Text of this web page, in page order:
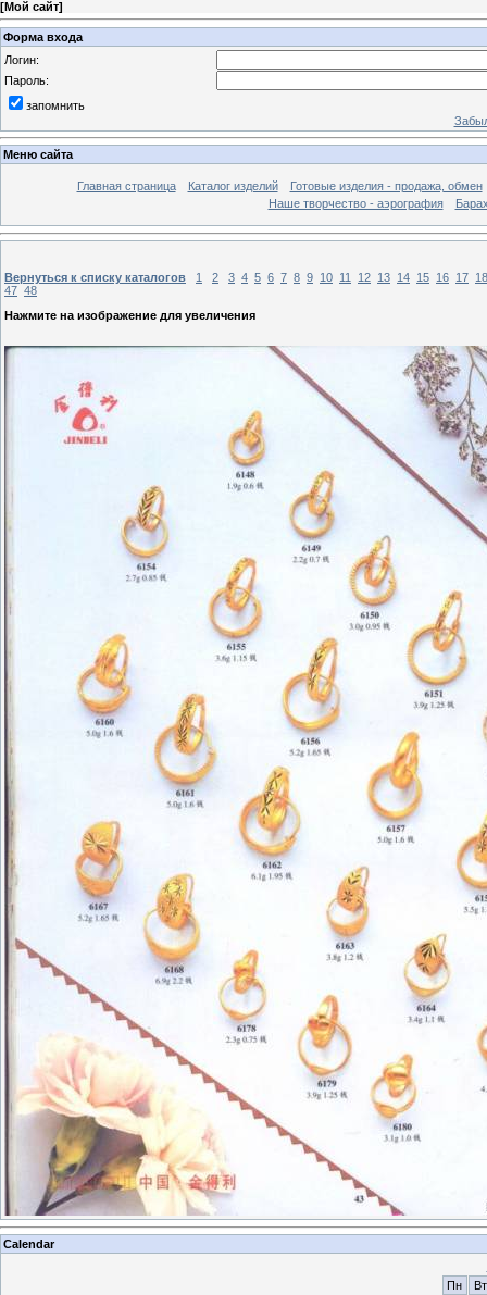
[Мой сайт]
Форма входа
Логин:
Пароль:
запомнить
Меню сайта
Главная страница Каталог изделий
Готовые изделия - продажа, обмен
Наше творчество - аэрография
Вернуться к списку каталогов 1 2 3 4 5 6 7 8 9 10 11 12 13 14 15 16 17 18
47 48
Нажмите на изображение для увеличения
Calendar
Пн
Вт